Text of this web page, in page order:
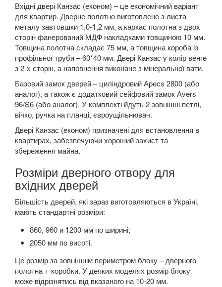
Вхідні двері Канзас (економ) – це економічний варіант
для квартир. Дверне полотно виготовлене з листа
металу завтовшки 1,0-1,2 мм, а каркас полотна з двох
сторін фанерований МДФ накладками товщиною 10 мм.
Товщина полотна складає 75 мм, а товщина короба із
профільної труби – 60*40 мм. Двері Канзас у колір венге
з 2-х сторін, а наповнення виконане з мінеральної вати.
Базовий замок дверей – циліндровий Аpecs 2800 (або
аналог), а також є додатковий сейфовий замок Аvers
96/S6 (або аналог). У комплекті йдуть 2 зовнішні петлі,
вічко, ручка на планці, євроущільнювач.
Двері Канзас (економ) призначені для встановлення в
квартирах, забезпечуючи хороший захист та
збереження майна.
Розміри дверного отвору для
вхідних дверей
Більшість дверей, які зараз виготовляються в Україні,
мають стандартні розміри:
860, 960 и 1200 мм по ширині;
2050 мм по висоті.
Це розмір за зовнішнім периметром блоку – дверного
полотна + коробки. У деяких моделях розмір блоку
може відрізнятись від вказаного на 10-20 мм.